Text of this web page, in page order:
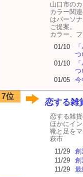
山口市の
カラー関
はパーソ
ご提案。
カラー、
01/10
つ
01/10
つ
01/05
今
7位
恋する
恋する雑
ほかにイ
靴と足を
萩市
11/29
創
11/29
11/29